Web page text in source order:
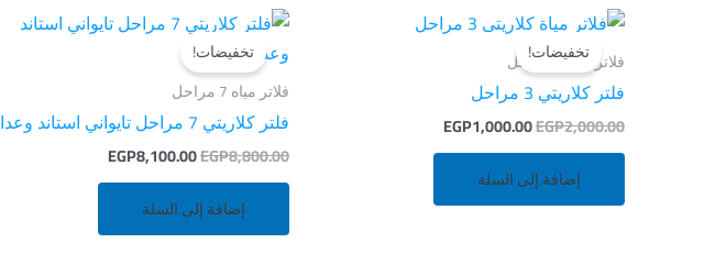
تخفيضات!فلاتر مياه 3 مراحل
فلتر كلاريتي 3 مراحل
EGP2,000.00
السعر
الأصلي
هو:
EGP2,000.00.
EGP1,000.00
السعر
الحالي
إضافة إلى السلة
تخفيضات!
فلاتر مياه 7 مراحل
فلتر كلاريتي 7 مراحل تايواني استاند وعداد
EGP8,800.00
السعر
الأصلي
هو:
EGP8,800.00.
EGP8,100.00
السعر
الحالي
إضافة إلى السلة